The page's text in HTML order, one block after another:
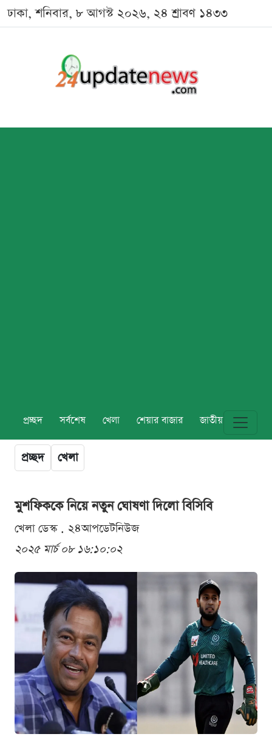
ঢাকা, শনিবার, ৮ আগস্ট ২০২৬, ২৪ শ্রাবণ ১৪৩৩
প্রচ্ছদ সর্বশেষ খেলা শেয়ার বাজার জাতীয় বিশ্ব
প্রচ্ছদ খেলা
মুশফিককে নিয়ে নতুন ঘোষণা দিলো বিসিবি
খেলা ডেস্ক . ২৪আপডেটনিউজ
২০২৫ মার্চ ০৮ ১৬:১০:০২